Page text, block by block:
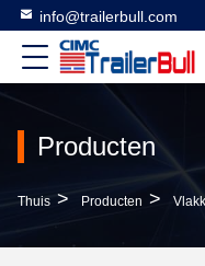
info@trailerbull.com
Producten
Thuis > Producten >